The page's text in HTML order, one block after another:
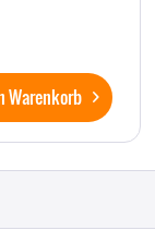
Warenkorb